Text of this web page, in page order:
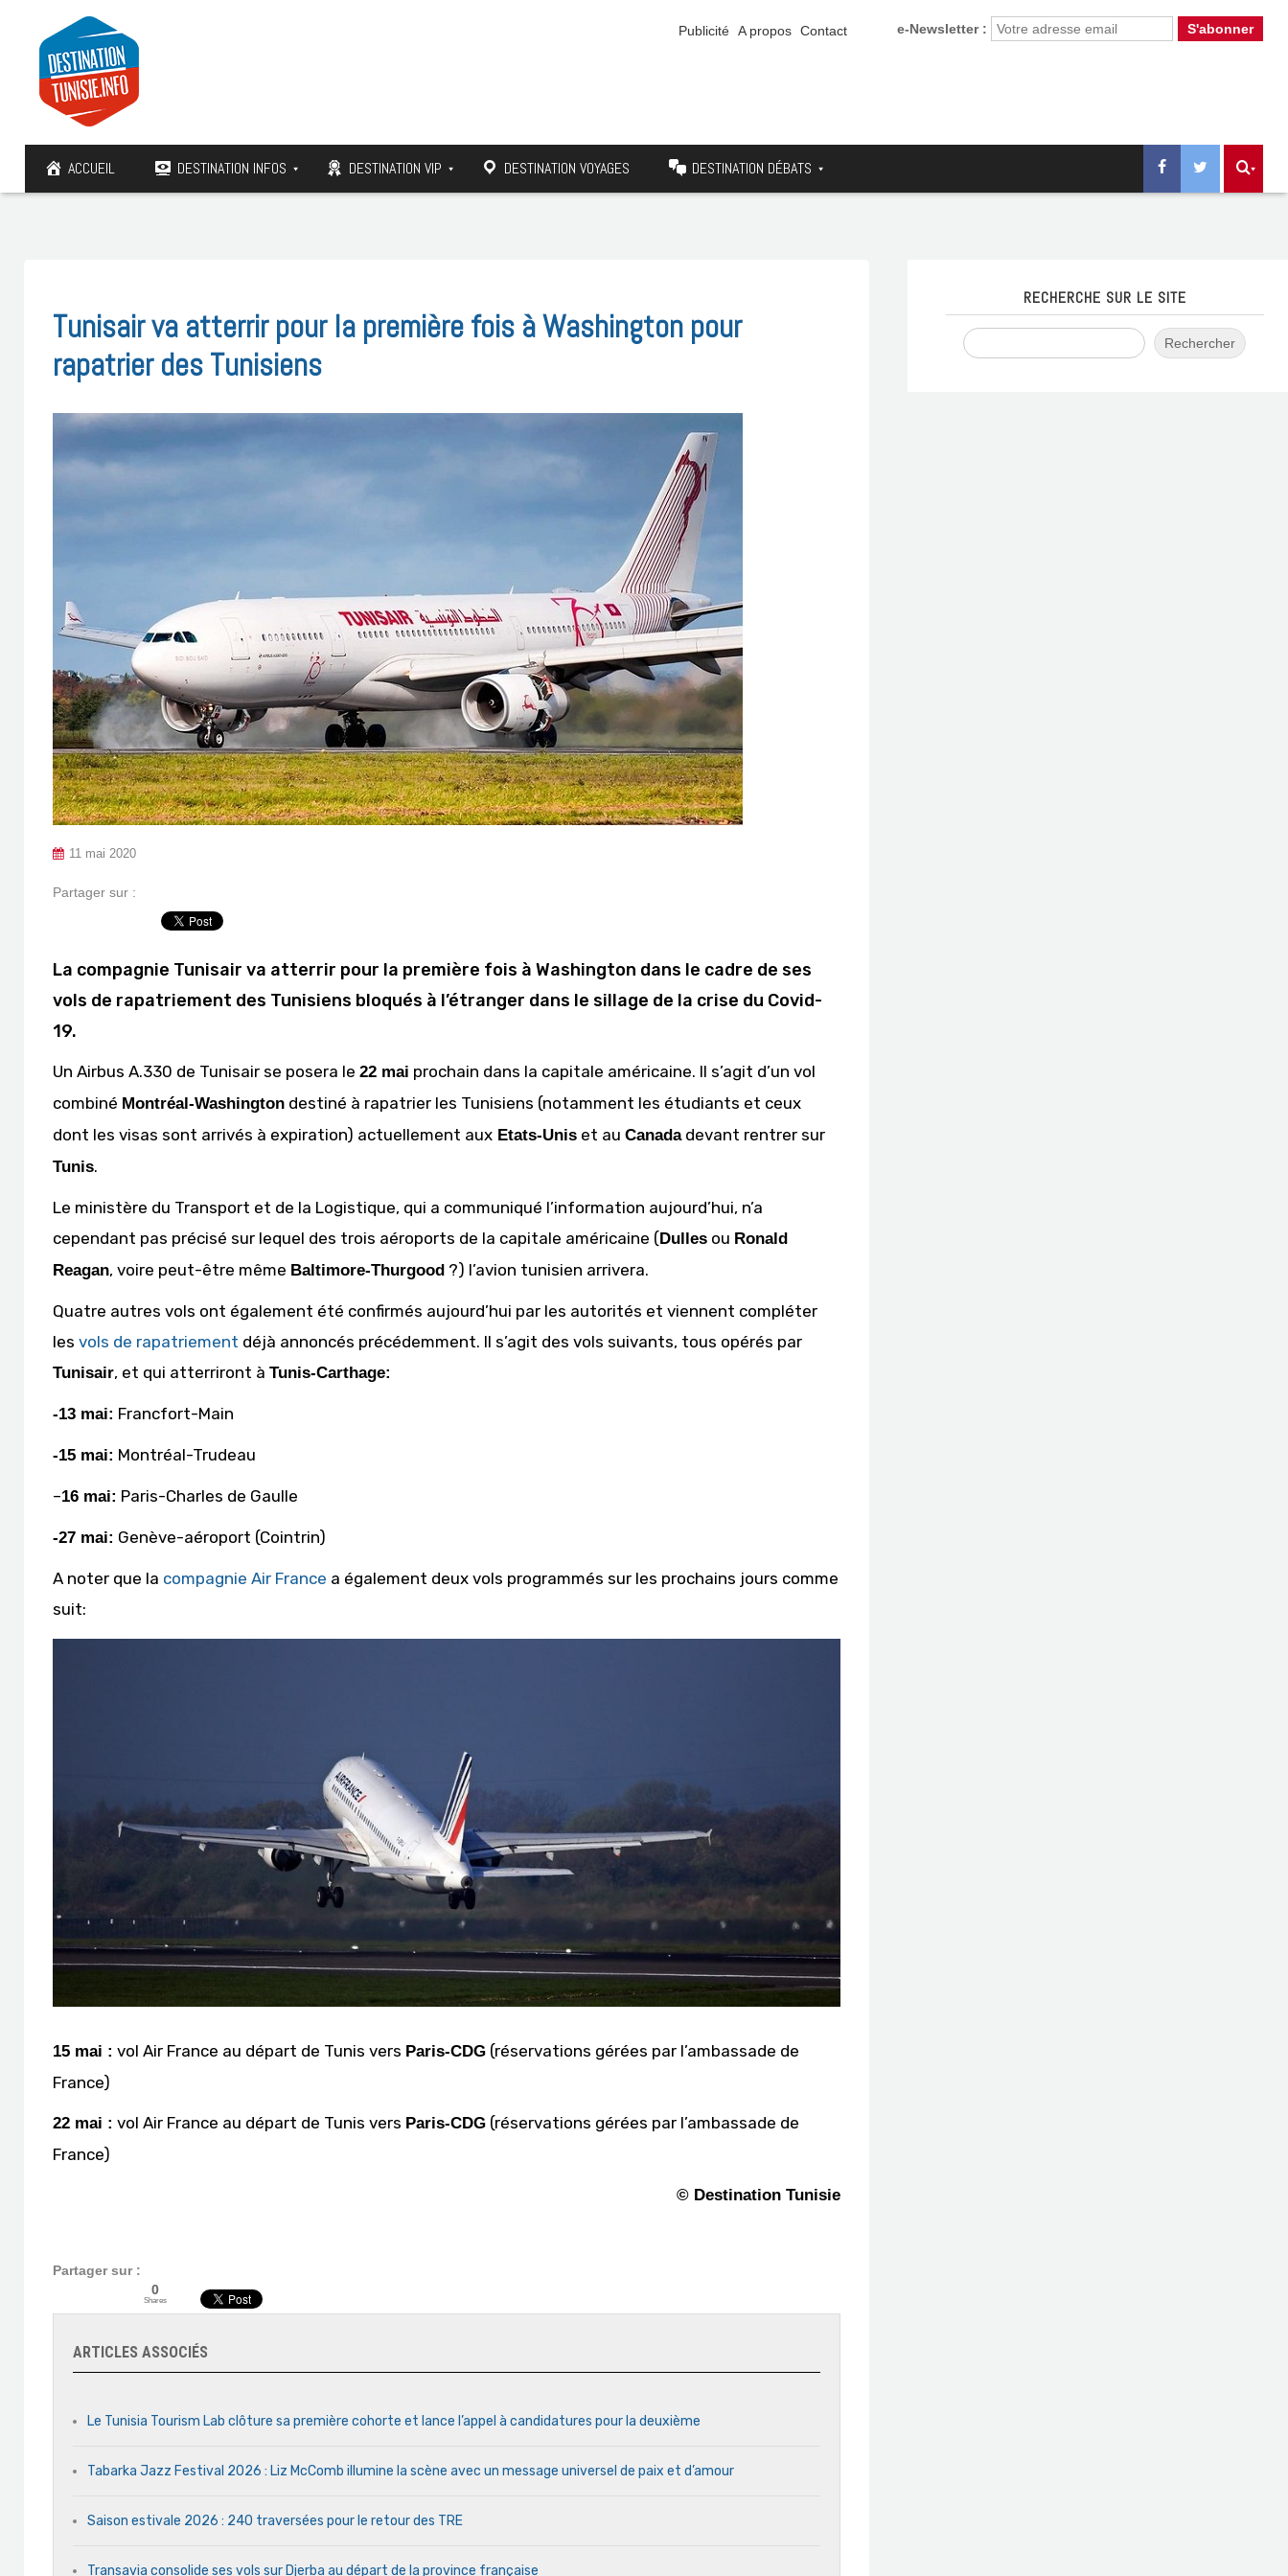
e-Newsletter :
Publicité A propos Contact
ACCUEIL DESTINATION INFOS DESTINATION VIP DESTINATION VOYAGES DESTINATION DÉBATS
Tunisair va atterrir pour la première fois à Washington pour
rapatrier des Tunisiens
11 mai 2020
Partager sur :
La compagnie Tunisair va atterrir pour la première fois à Washington dans le cadre de ses
vols de rapatriement des Tunisiens bloqués à l’étranger dans le sillage de la crise du Covid-
19.
Un Airbus A.330 de Tunisair se posera le 22 mai prochain dans la capitale américaine. Il s’agit d’un vol
combiné Montréal-Washington destiné à rapatrier les Tunisiens (notamment les étudiants et ceux
dont les visas sont arrivés à expiration) actuellement aux Etats-Unis et au Canadadevant rentrer sur
Tunis.
Le ministère du Transport et de la Logistique, qui a communiqué l’information aujourd’hui, n’a
cependant pas précisé sur lequel des trois aéroports de la capitale américaine (Dulles ou Ronald
Reagan, voire peut-être même Baltimore-Thurgood ?) l’avion tunisien arrivera.
Quatre autres vols ont également été confirmés aujourd’hui par les autorités et viennent compléter
les vols de rapatriement déjà annoncés précédemment. Il s’agit des vols suivants, tous opérés par
Tunisair, et qui atterriront à Tunis-Carthage:
-13 mai: Francfort-Main
-15 mai: Montréal-Trudeau
–16 mai: Paris-Charles de Gaulle
-27 mai: Genève-aéroport (Cointrin)
A noter que la compagnie Air France a également deux vols programmés sur les prochains jours comme
suit:
15 mai : vol Air France au départ de Tunis vers Paris-CDG (réservations gérées par l’ambassade de
France)
22 mai : vol Air France au départ de Tunis vers Paris-CDG (réservations gérées par l’ambassade de
France)
© Destination Tunisie
Partager sur :
0
Shares
ARTICLES ASSOCIÉS
Le Tunisia Tourism Lab clôture sa première cohorte et lance l’appel à candidatures pour la deuxième
Tabarka Jazz Festival 2026 : Liz McComb illumine la scène avec un message universel de paix et d’amour
Saison estivale 2026 : 240 traversées pour le retour des TRE
Transavia consolide ses vols sur Djerba au départ de la province française
RECHERCHE SUR LE SITE